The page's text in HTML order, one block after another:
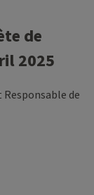
de
2025
de